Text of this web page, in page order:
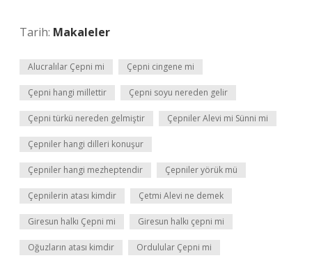
Tarih: Makaleler
Alucralılar Çepni mi Çepni cingene mi
Çepni hangi millettir Çepni soyu nereden gelir
Çepni türkü nereden gelmiştir Çepniler Alevi mi Sünni mi
Çepniler hangi dilleri konuşur
Çepniler hangi mezheptendir Çepniler yörük mü
Çepnilerin atası kimdir Çetmi Alevi ne demek
Giresun halkı Çepni mi Giresun halkı çepni mi
Oğuzların atası kimdir Ordulular Çepni mi